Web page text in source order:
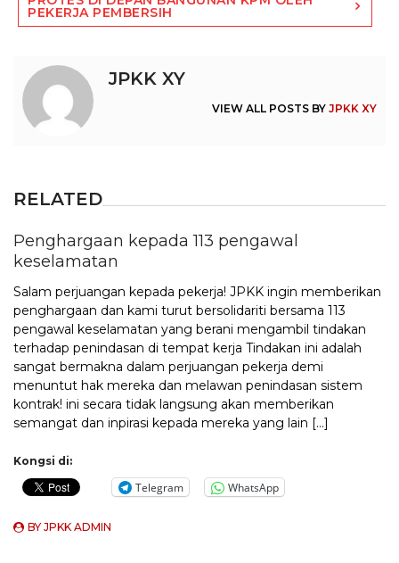
PEKERJA PEMBERSIH
JPKK XY
VIEW ALL POSTS BY JPKK XY
RELATED
Penghargaan kepada 113 pengawal
keselamatan
Salam perjuangan kepada pekerja! JPKK ingin memberikan
penghargaan dan kami turut bersolidariti bersama 113
pengawal keselamatan yang berani mengambil tindakan
terhadap penindasan di tempat kerja Tindakan ini adalah
sangat bermakna dalam perjuangan pekerja demi
menuntut hak mereka dan melawan penindasan sistem
kontrak! ini secara tidak langsung akan memberikan
semangat dan inpirasi kepada mereka yang lain […]
Kongsi di:
Telegram WhatsApp
BYJPKK ADMIN